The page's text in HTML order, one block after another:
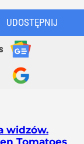
UDOSTĘPNIJ
widzów.